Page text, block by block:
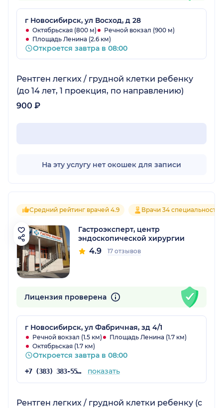
г Новосибирск, ул Восход, д 28
Октябрьская (800 м)
Речной вокзал (900 м)
Площадь Ленина (2.6 км)
Откроется завтра в 08:00
Рентген легких / грудной клетки ребенку
(до 14 лет, 1 проекция, по направлению)
900 ₽
На эту услугу нет окошек для записи
Средний рейтинг врачей 4.9 Врачи 34
Гастроэксперт, центр
эндоскопической хирургии
4.9 17 отзывов
Лицензия проверена
г Новосибирск, ул Фабричная, зд 4/1
Речной вокзал (1.5 км)
Площадь Ленина (1.7 км)
Октябрьская (1.7 км)
Откроется завтра в 08:00
+7 (383) 383-55-03 показать
Рентген легких / грудной клетки ребенку (с